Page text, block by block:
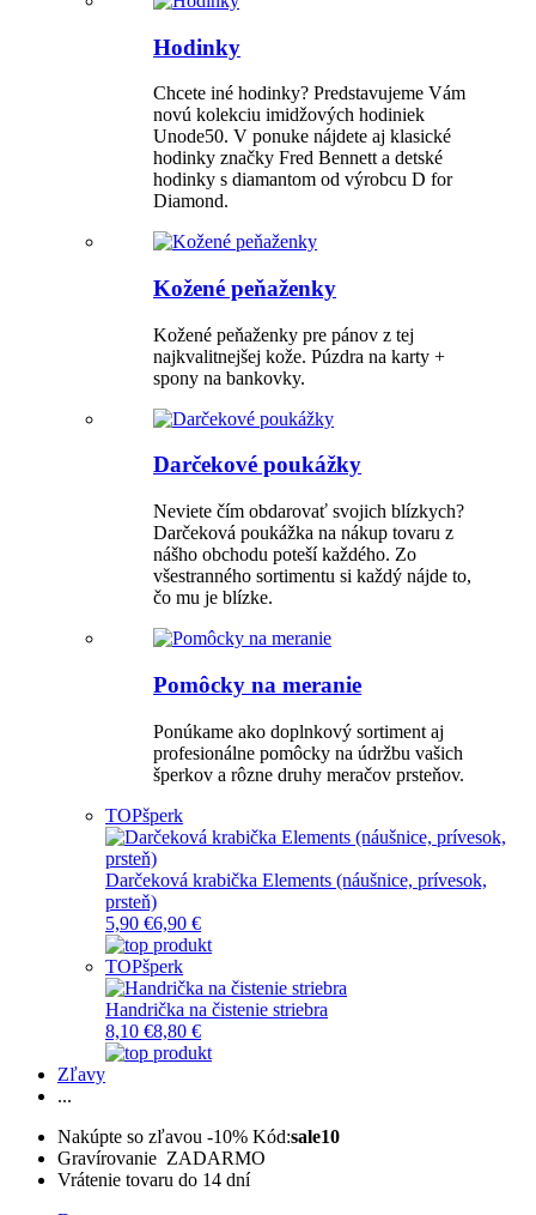
Hodinky
Chcete iné hodinky? Predstavujeme Vám
novú kolekciu imidžových hodiniek
Unode50. V ponuke nájdete aj klasické
hodinky značky Fred Bennett a detské
hodinky s diamantom od výrobcu D for
Diamond.
Kožené peňaženky
Kožené peňaženky pre pánov z tej
najkvalitnejšej kože. Púzdra na karty +
spony na bankovky.
Darčekové poukážky
Neviete čím obdarovať svojich blízkych?
Darčeková poukážka na nákup tovaru z
nášho obchodu poteší každého. Zo
všestranného sortimentu si každý nájde to,
čo mu je blízke.
Pomôcky na meranie
Ponúkame ako doplnkový sortiment aj
profesionálne pomôcky na údržbu vašich
šperkov a rôzne druhy meračov prsteňov.
TOPšperk
Darčeková krabička Elements (náušnice, prívesok,
prsteň)
5,90 €6,90 €
TOPšperk
Handrička na čistenie striebra
8,10 €8,80 €
Zľavy
...
Nakúpte so zľavou -10% Kód:sale10
Gravírovanie ZADARMO
Vrátenie tovaru do 14 dní